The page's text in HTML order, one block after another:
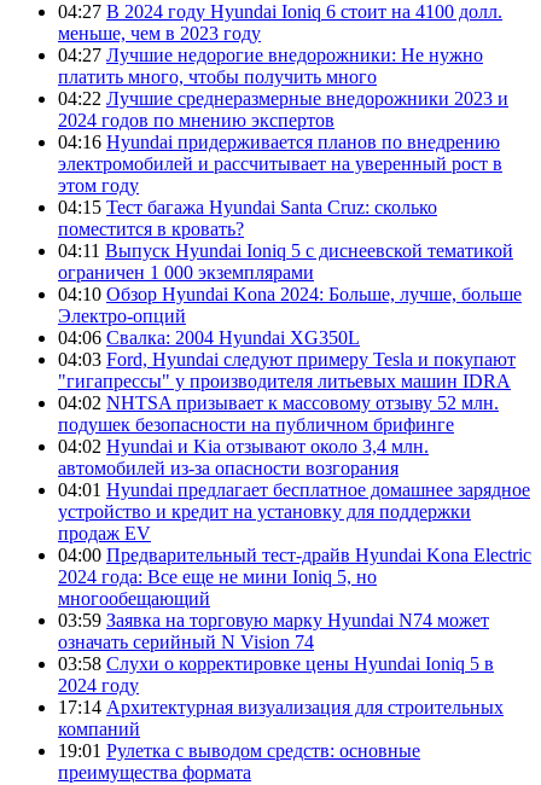
04:27 В 2024 году Hyundai Ioniq 6 стоит на 4100 долл.
меньше, чем в 2023 году
04:27 Лучшие недорогие внедорожники: Не нужно
платить много, чтобы получить много
04:22 Лучшие среднеразмерные внедорожники 2023 и
2024 годов по мнению экспертов
04:16 Hyundai придерживается планов по внедрению
электромобилей и рассчитывает на уверенный рост в
этом году
04:15 Тест багажа Hyundai Santa Cruz: сколько
поместится в кровать?
04:11 Выпуск Hyundai Ioniq 5 с диснеевской тематикой
ограничен 1 000 экземплярами
04:10 Обзор Hyundai Kona 2024: Больше, лучше, больше
Электро-опций
04:06 Свалка: 2004 Hyundai XG350L
04:03 Ford, Hyundai следуют примеру Tesla и покупают
"гигапрессы" у производителя литьевых машин IDRA
04:02 NHTSA призывает к массовому отзыву 52 млн.
подушек безопасности на публичном брифинге
04:02 Hyundai и Kia отзывают около 3,4 млн.
автомобилей из-за опасности возгорания
04:01 Hyundai предлагает бесплатное домашнее зарядное
устройство и кредит на установку для поддержки
продаж EV
04:00 Предварительный тест-драйв Hyundai Kona Electric
2024 года: Все еще не мини Ioniq 5, но
многообещающий
03:59 Заявка на торговую марку Hyundai N74 может
означать серийный N Vision 74
03:58 Слухи о корректировке цены Hyundai Ioniq 5 в
2024 году
17:14 Архитектурная визуализация для строительных
компаний
19:01 Рулетка с выводом средств: основные
преимущества формата